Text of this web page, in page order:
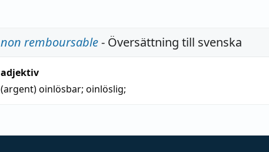
non remboursable- Översättning till svenska
adjektiv
(argent)oinlösbar; oinlöslig;